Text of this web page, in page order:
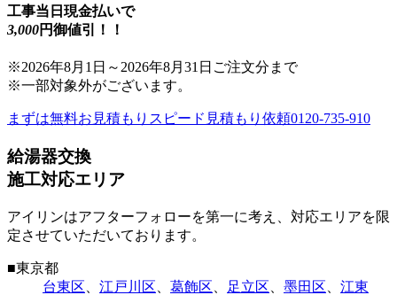
工事当日現金払いで
3,000円御値引！！
※2026年8月1日 ～ 2026年8月31日 ご注文分まで
※一部対象外がございます。
まずは無料お見積もり スピード見積もり依頼0120-735-910
給湯器交換
施工対応エリア
アイリンはアフターフォローを第一に考え、対応エリアを限
定させていただいております。
■東京都
台東区
江戸川区 葛飾区 足立区 墨田区
江東